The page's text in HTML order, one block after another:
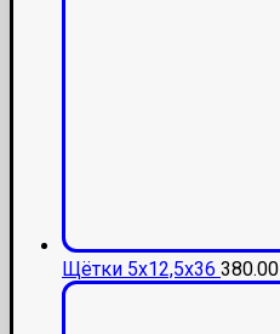
Щётки 5x12,5x36 380.00